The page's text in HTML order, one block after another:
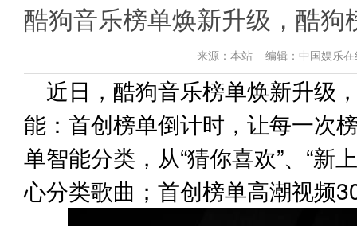
酷狗音乐榜单焕新升级，酷
来源： 本站 编辑： 中国娱乐
近日，酷狗音乐榜单焕新升级
能：首创榜单倒计时，让每一次
单智能分类，从“猜你喜欢”、“新
心分类歌曲；首创榜单高潮视频